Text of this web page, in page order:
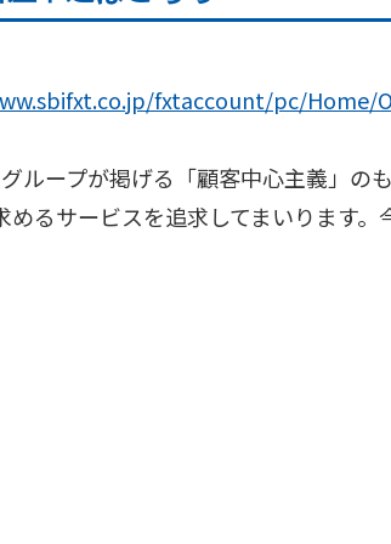
fxtaccount/pc/Home/
ループが掲げる「顧客中心主義」の
めるサービスを追求してまいります。